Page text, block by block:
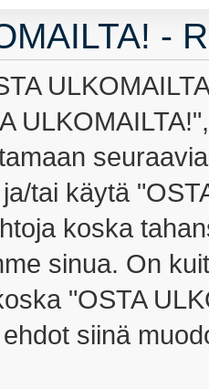
-
tai käytä
koska
sinua. On
"OSTA
siinä